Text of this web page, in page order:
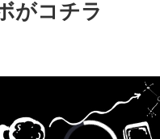
がコチラ